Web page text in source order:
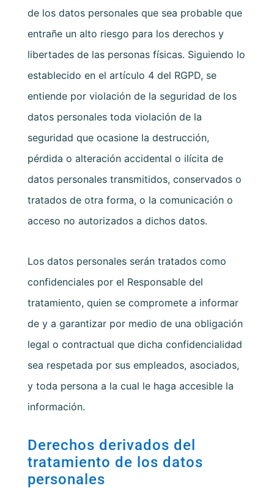
de los datos personales que sea probable que
entrañe un alto riesgo para los derechos y
libertades de las personas físicas. Siguiendo lo
establecido en el artículo 4 del RGPD, se
entiende por violación de la seguridad de los
datos personales toda violación de la
seguridad que ocasione la destrucción,
pérdida o alteración accidental o ilícita de
datos personales transmitidos, conservados o
tratados de otra forma, o la comunicación o
acceso no autorizados a dichos datos.
Los datos personales serán tratados como
confidenciales por el Responsable del
tratamiento, quien se compromete a informar
de y a garantizar por medio de una obligación
legal o contractual que dicha confidencialidad
sea respetada por sus empleados, asociados,
y toda persona a la cual le haga accesible la
información.
Derechos derivados del
tratamiento de los datos
personales